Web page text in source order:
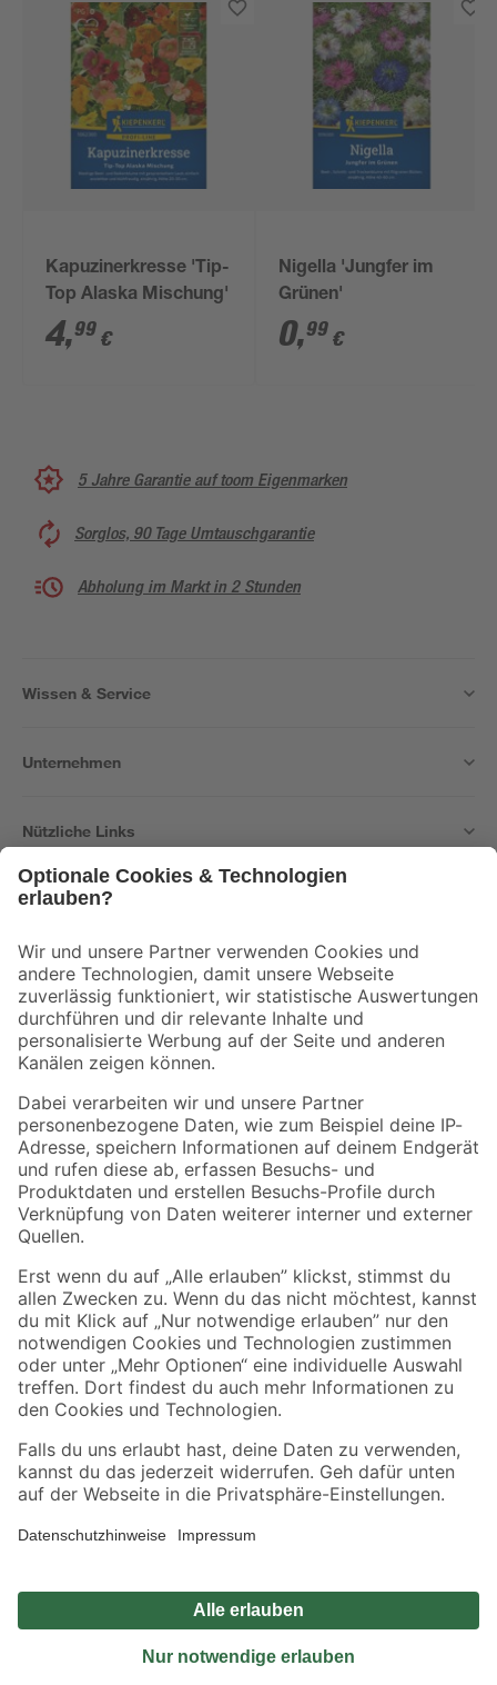
Kapuzinerkresse 'Tip-
Top Alaska Mischung'
4,99 €
Nigella 'Jungfer im
Grünen'
0,99 €
5 Jahre Garantie auf toom Eigenmarken
Sorglos, 90 Tage Umtauschgarantie
Abholung im Markt in 2 Stunden
Wissen & Service
Unternehmen
Nützliche Links
Der toom Newsletter: Keine Angebote und Aktionen mehr verpassen!
Zur Newsletter Anmeldung
Folge uns
Zahlungsarten Versandarten
Sicher einkaufen
Jetzt die toom-App herunterladen
Alle Preisangaben in EUR inkl. gesetzl. MwSt.. Die dargestellten Angebote sind unter
Umständen nicht in allen Märkten verfügbar. Die angegebenen Verfügbarkeiten beziehen
Produkte nur solange der Vorrat reicht.
*Paketversand ab 59 € versandkostenfrei, gilt nicht für Artikel mit Speditionsversand, hier
Privatsphäre Impressum
Nutzungsbedingungen
Widerrufsrecht
Vertrag widerrufen